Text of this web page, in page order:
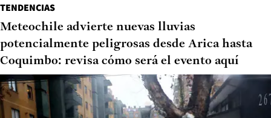
TENDENCIAS
Meteochile advierte nuevas lluvias
potencialmente peligrosas desde Arica hasta
Coquimbo: revisa cómo será el evento aquí